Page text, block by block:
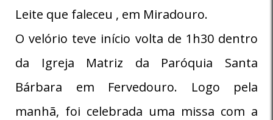
Leite que faleceu , em Miradouro.
O velório teve início volta de 1h30 dentro
da Igreja Matriz da Paróquia Santa
Bárbara em Fervedouro. Logo pela
manhã, foi celebrada uma missa com a